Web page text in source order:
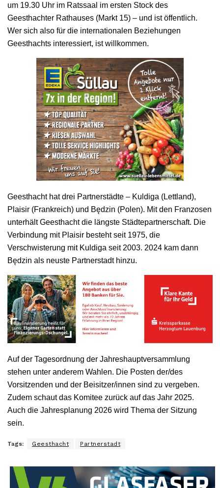
um 19.30 Uhr im Ratssaal im ersten Stock des
Geesthachter Rathauses (Markt 15) – und ist öffentlich.
Wer sich also für die internationalen Beziehungen
Geesthachts interessiert, ist willkommen.
Geesthacht hat drei Partnerstädte – Kuldiga (Lettland),
Plaisir (Frankreich) und Będzin (Polen). Mit den Franzosen
unterhält Geesthacht die längste Städtepartnerschaft. Die
Verbindung mit Plaisir besteht seit 1975, die
Verschwisterung mit Kuldiga seit 2003. 2024 kam dann
Będzin als neuste Partnerstadt hinzu.
Auf der Tagesordnung der Jahreshauptversammlung
stehen unter anderem Wahlen. Die Posten der/des
Vorsitzenden und der Beisitzer/innen sind zu vergeben.
Zudem schaut das Komitee zurück auf das Jahr 2025.
Auch die Jahresplanung 2026 wird Thema der Sitzung
sein.
Tags: Geesthacht Partnerstadt